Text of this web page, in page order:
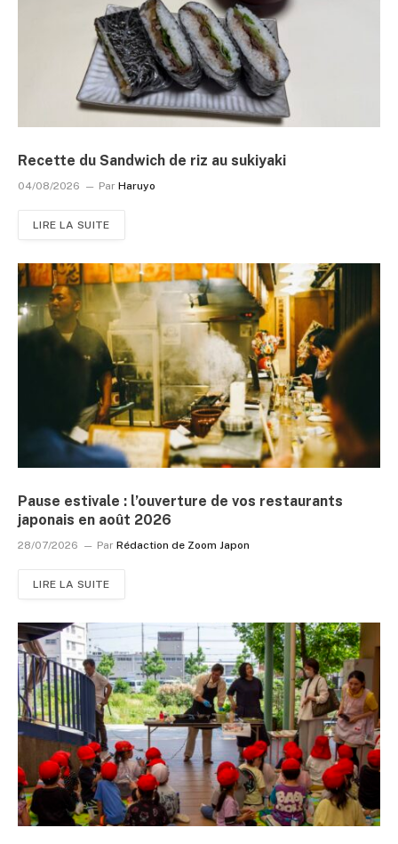
Recette du Sandwich de riz au sukiyaki
04/08/2026 Par Haruyo
LIRE LA SUITE
Pause estivale : l’ouverture de vos restaurants
japonais en août 2026
28/07/2026 Par Rédaction de Zoom Japon
LIRE LA SUITE